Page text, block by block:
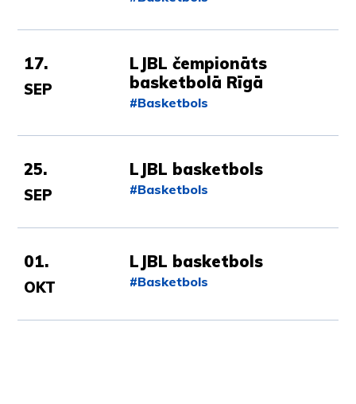
17.
SEP
LJBL čempionāts
basketbolā Rīgā
#Basketbols
25.
SEP
LJBL basketbols
#Basketbols
01.
OKT
LJBL basketbols
#Basketbols